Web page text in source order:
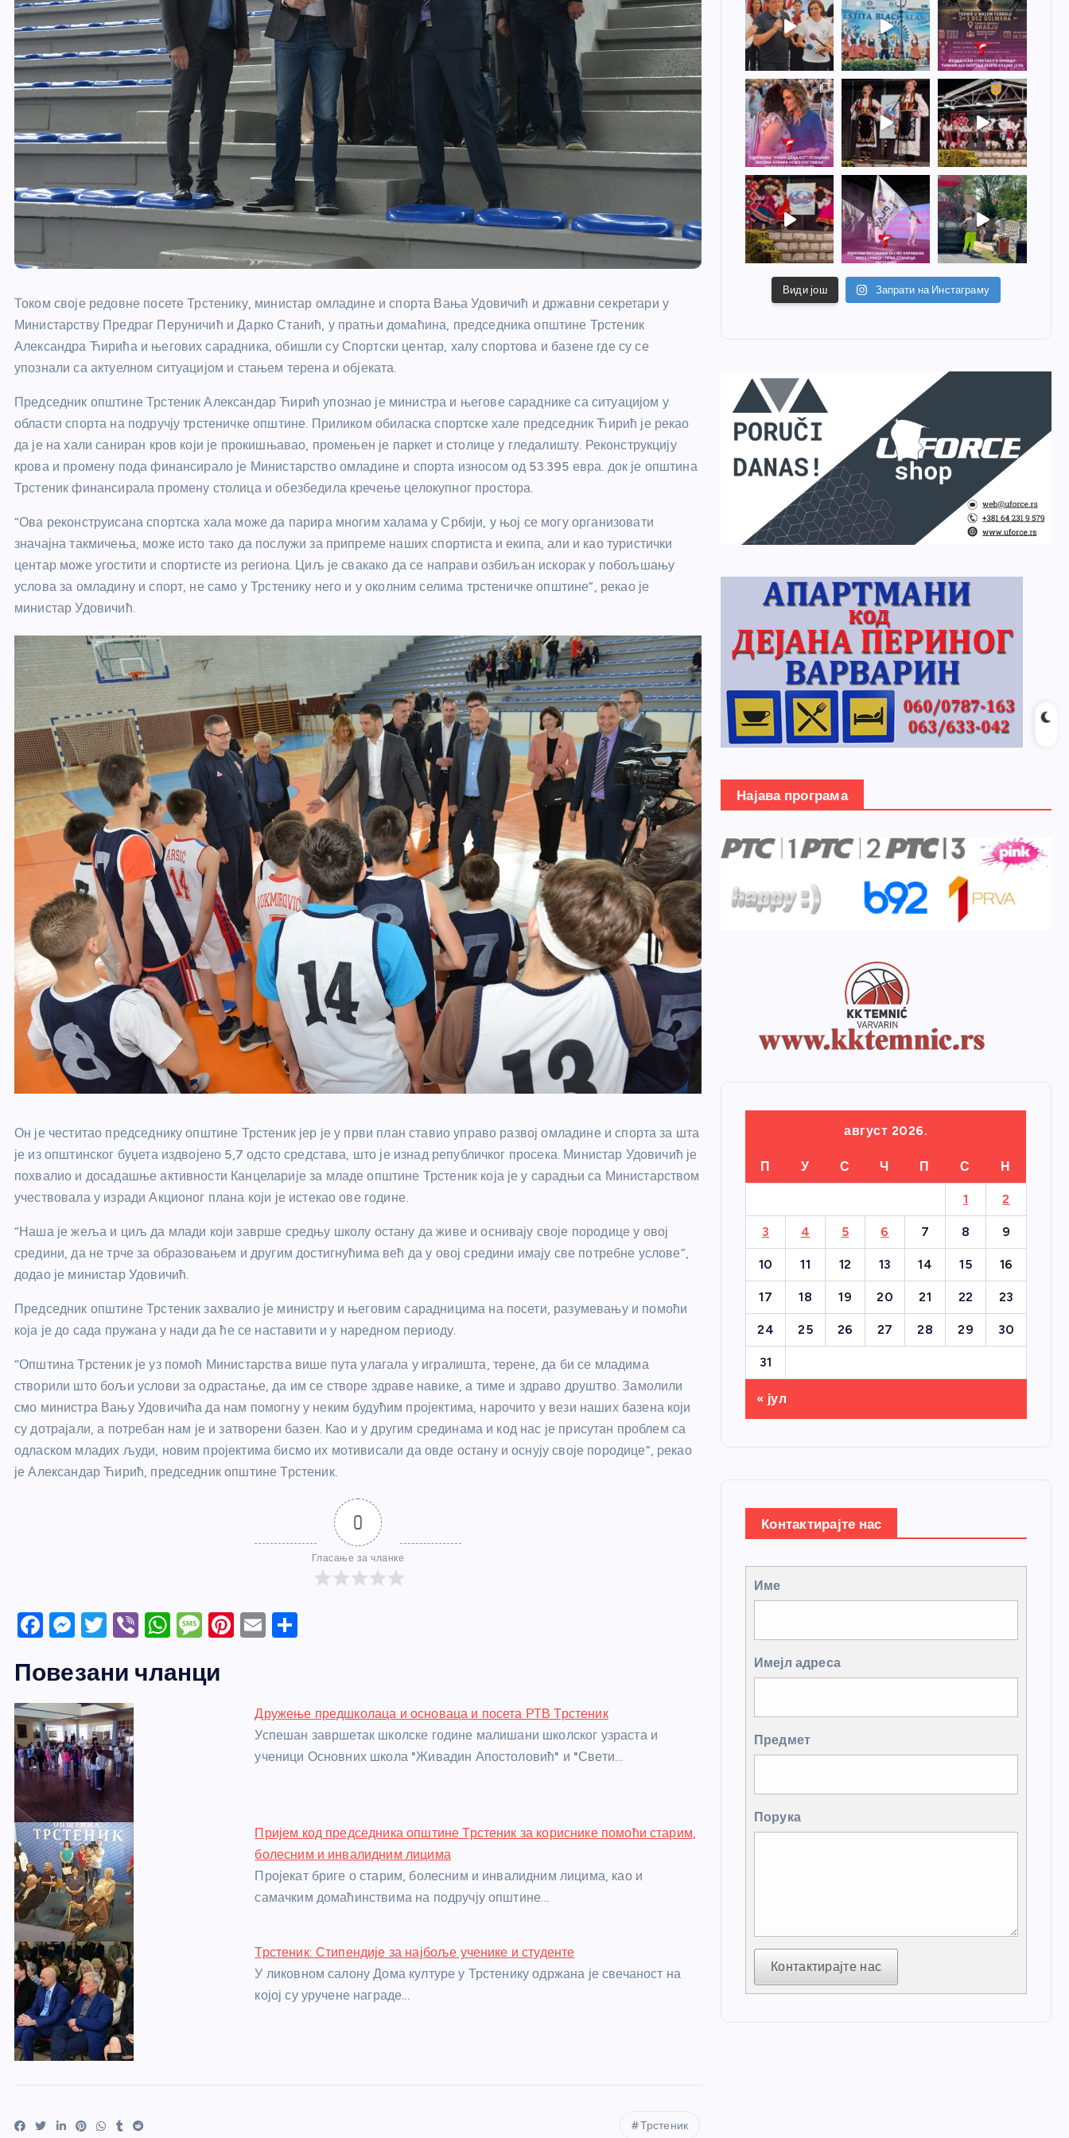
Током своје редовне посете Трстенику, министар омладине и спорта Вања Удовичић и државни секретари у
Министарству Предраг Перуничић и Дарко Станић, у пратњи домаћина, председника општине Трстеник
Александра Ћирића и његових сарадника, обишли су Спортски центар, халу спортова и базене где су се
упознали са актуелном ситуацијом и стањем терена и објеката.
Председник општине Трстеник Александар Ћирић упознао је министра и његове сараднике са ситуацијом у
области спорта на подручју трстеничке општине. Приликом обиласка спортске хале председник Ћирић је рекао
да је на хали саниран кров који је прокишњавао, промењен је паркет и столице у гледалишту. Реконструкцију
крова и промену пода финансирало је Министарство омладине и спорта износом од 53.395 евра. док је општина
Трстеник финансирала промену столица и обезбедила кречење целокупног простора.
“Ова реконструисана спортска хала може да парира многим халама у Србији, у њој се могу организовати
значајна такмичења, може исто тако да послужи за припреме наших спортиста и екипа, али и као туристички
центар може угостити и спортисте из региона. Циљ је свакако да се направи озбиљан искорак у побољшању
услова за омладину и спорт, не само у Трстенику него и у околним селима трстеничке општине”, рекао је
министар Удовичић.
Он је честитао председнику општине Трстеник јер је у први план ставио управо развој омладине и спорта за шта
је из општинског буџета издвојено 5,7 одсто средстава, што је изнад републичког просека. Министар Удовичић је
похвалио и досадашње активности Канцеларије за младе општине Трстеник која је у сарадњи са Министарством
учествовала у изради Акционог плана који је истекао ове године.
“Наша је жеља и циљ да млади који заврше средњу школу остану да живе и оснивају своје породице у овој
средини, да не трче за образовањем и другим достигнућима већ да у овој средини имају све потребне услове”,
додао је министар Удовичић.
Председник општине Трстеник захвалио је министру и његовим сарадницима на посети, разумевању и помоћи
која је до сада пружана у нади да ће се наставити и у наредном периоду.
“Општина Трстеник је уз помоћ Министарства више пута улагала у игралишта, терене, да би се младима
створили што бољи услови за одрастање, да им се створе здраве навике, а тиме и здраво друштво. Замолили
смо министра Вању Удовичића да нам помогну у неким будућим пројектима, нарочито у вези наших базена који
су дотрајали, а потребан нам је и затворени базен. Као и у другим срединама и код нас је присутан проблем са
одласком младих људи, новим пројектима бисмо их мотивисали да овде остану и оснују своје породице”, рекао
је Александар Ћирић, председник општине Трстеник.
0
Гласање за чланке
F
c
e
b
o
o
k
M
ss
e
n
g
er
T
itt
er
Vi
er
W
at
M
ss
Pi
st
E
Повезани чланци
Дружење предшколаца и основаца и посета РТВ Трстеник
Успешан завршетак школске године малишани школског узраста и
ученици Основних школа "Живадин Апостоловић" и "Свети…
Пријем код председника општине Трстеник за кориснике помоћи старим,
болесним и инвалидним лицима
Пројекат бриге о старим, болесним и инвалидним лицима, као и
самачким домаћинствима на подручју општине…
Трстеник: Стипендије за најбоље ученике и студенте
У ликовном салону Дома културе у Трстенику одржана је свечаност на
којој су уручене награде…
Трстеник
Види још Запрати на Инстаграму
Најава програма
август 2026.
П У С Ч П С Н
1 2
3 4 5 6 7 8 9
10 11 12 13 14 15 16
17 18 19 20 21 22 23
24 25 26 27 28 29 30
31
« јул
Контактирајте нас
Име
Имејл адреса
Предмет
Порука
Контактирајте нас